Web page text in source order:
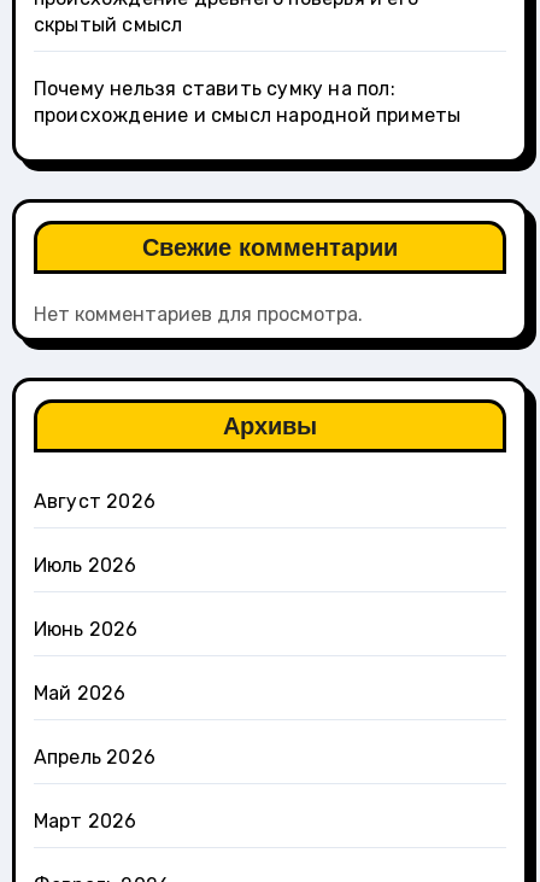
скрытый смысл
Почему нельзя ставить сумку на пол:
происхождение и смысл народной приметы
Свежие комментарии
Нет комментариев для просмотра.
Архивы
Август 2026
Июль 2026
Июнь 2026
Май 2026
Апрель 2026
Март 2026